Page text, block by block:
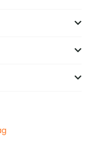
bijzettafel
heeft een diameter
naast een bank,
Het MDF tafelblad
die rust, warmte en